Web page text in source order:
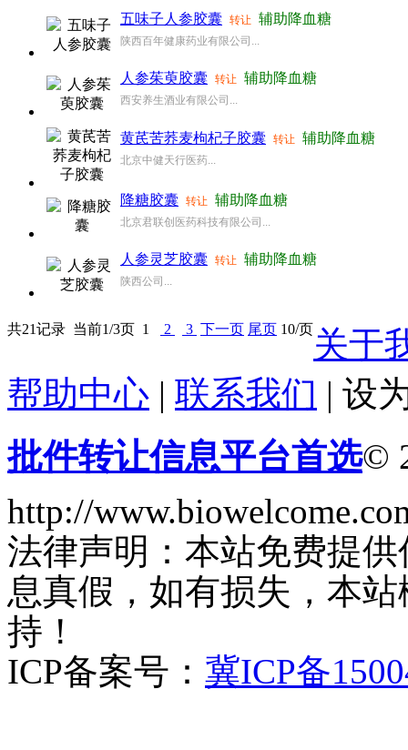
五味子人参胶囊 转让 辅助降血糖
陕西百年健康药业有限公司...
人参茱萸胶囊 转让 辅助降血糖
西安养生酒业有限公司...
黄芪苦荞麦枸杞子胶囊 转让 辅助降血糖
北京中健天行医药...
降糖胶囊 转让 辅助降血糖
北京君联创医药科技有限公司...
人参灵芝胶囊 转让 辅助降血糖
陕西公司...
共21记录 当前1/3页 1 2 3 下一页 尾页 10/页关于
帮助中心 | 联系我们 | 设
批件转让信息平台首选©
http://
法律声明：本站免费提
息真假，如有损失，本
持！
ICP备案号： 冀ICP备